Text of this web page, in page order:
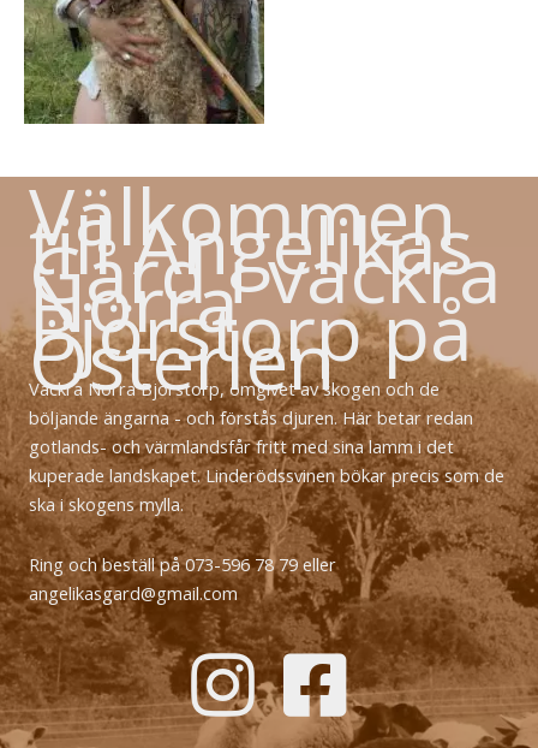
Välkommen
till Angelikas
Gård i vackra
Norra
Björstorp på
Österlen
Vackra Norra Björstorp, omgivet av skogen och de
böljande ängarna - och förstås djuren. Här betar redan
gotlands- och värmlandsfår fritt med sina lamm i det
kuperade landskapet. Linderödssvinen bökar precis som de
ska i skogens mylla.
Ring och beställ på 073-596 78 79 eller
angelikasgard@gmail.com